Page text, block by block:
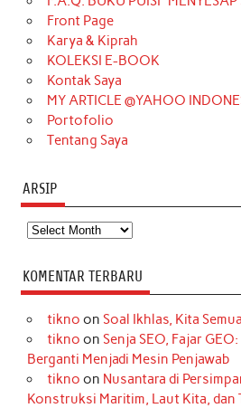
o
k
r
a
m
Front Page
Karya & Kiprah
KOLEKSI E-BOOK
Kontak Saya
MY ARTICLE @YAHOO
Portofolio
Tentang Saya
ARSIP
Arsip
KOMENTAR TERBARU
tikno on Soal Ikhlas, Kita
tikno on Senja SEO, Fajar
Berganti Menjadi Mesin Penjawab
tikno on Nusantara di
Konstruksi Maritim, Laut Kita, dan